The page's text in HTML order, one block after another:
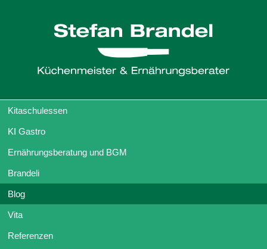
Kitaschulessen
KI Gastro
Ernährungsberatung und BGM
Brandeli
Blog
Vita
Referenzen